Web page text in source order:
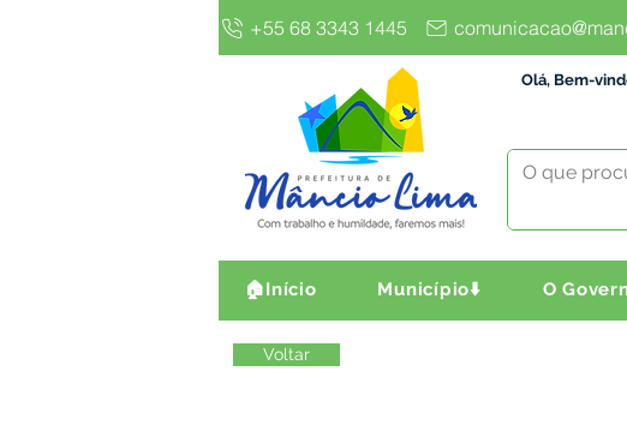
+55 68 3343 1445
Olá, Bem-
🏠Início Município⬇️ O
Voltar